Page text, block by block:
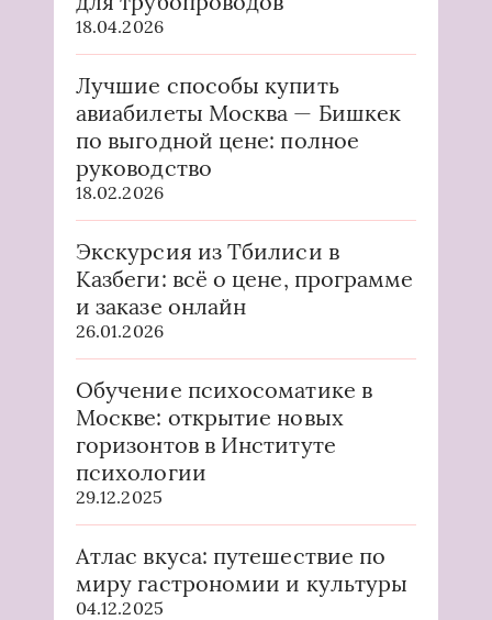
18.04.2026
Лучшие способы купить
авиабилеты Москва — Бишкек
по выгодной цене: полное
руководство
18.02.2026
Экскурсия из Тбилиси в
Казбеги: всё о цене, программе
и заказе онлайн
26.01.2026
Обучение психосоматике в
Москве: открытие новых
горизонтов в Институте
психологии
29.12.2025
Атлас вкуса: путешествие по
миру гастрономии и культуры
04.12.2025